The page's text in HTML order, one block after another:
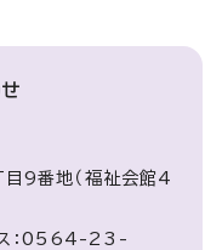
9番地（福祉会館4
：0564-23-